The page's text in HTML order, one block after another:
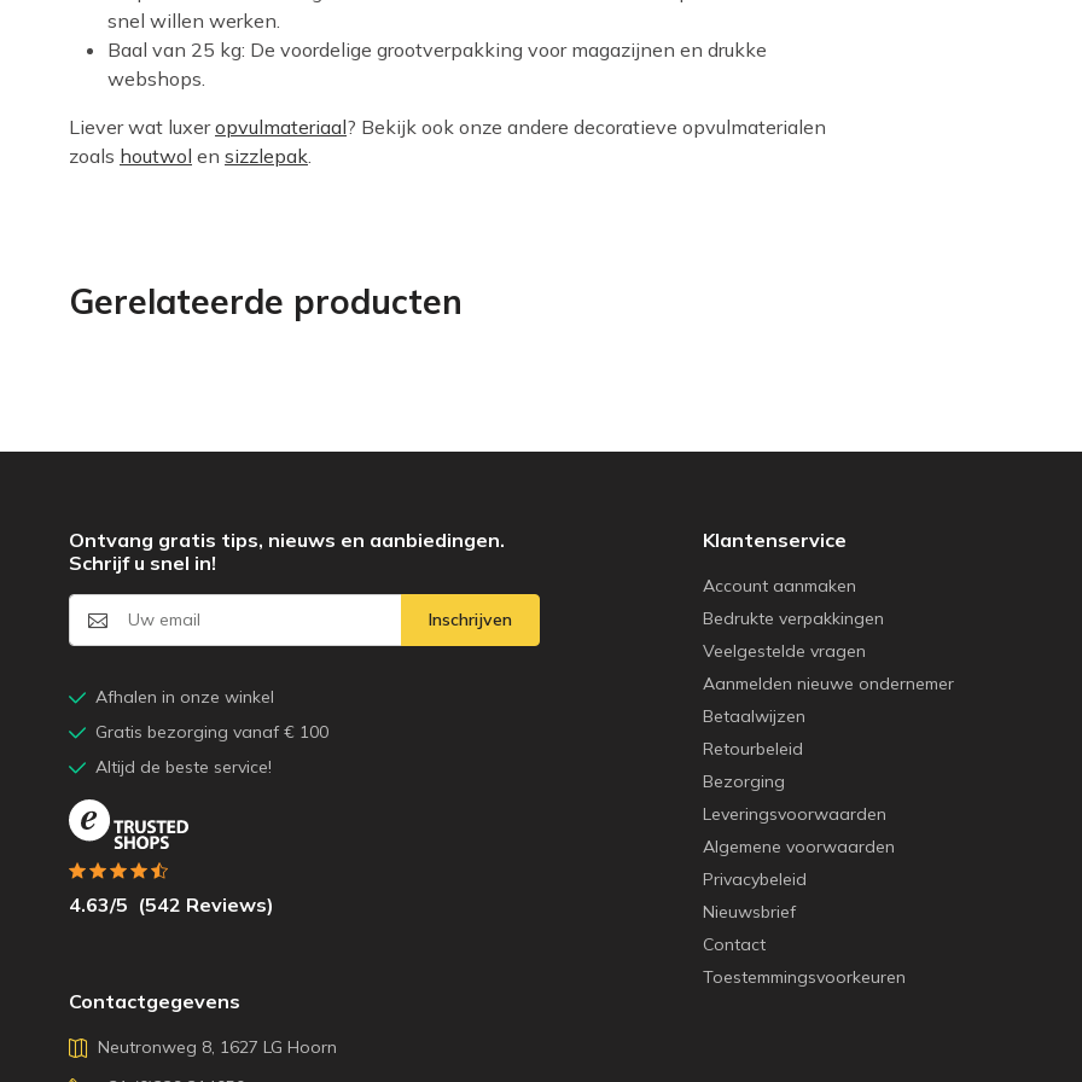
snel willen werken.
Baal van 25 kg: De voordelige grootverpakking voor magazijnen en drukke
webshops.
Liever wat luxeropvulmateriaal? Bekijk ook onze andere decoratieve opvulmaterialen
zoals houtwol en sizzlepak.
Gerelateerde producten
Klantenservice
Account aanmaken
Bedrukte verpakkingen
Veelgestelde vragen
Aanmelden nieuwe ondernemer
Betaalwijzen
Retourbeleid
Bezorging
Leveringsvoorwaarden
Algemene voorwaarden
Privacybeleid
Nieuwsbrief
Contact
Toestemmingsvoorkeuren
Contactgegevens
Neutronweg 8, 1627 LG Hoorn
Ontvang gratis tips, nieuws en aanbiedingen.
Schrijf u snel in!
Inschrijven
Afhalen in onze winkel
Gratis bezorging vanaf € 100
Altijd de beste service!
4.63/5 (542 Reviews)